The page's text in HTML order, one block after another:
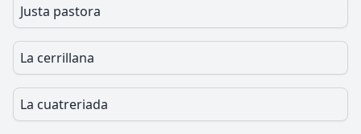
Justa pastora
La cerrillana
La cuatreriada